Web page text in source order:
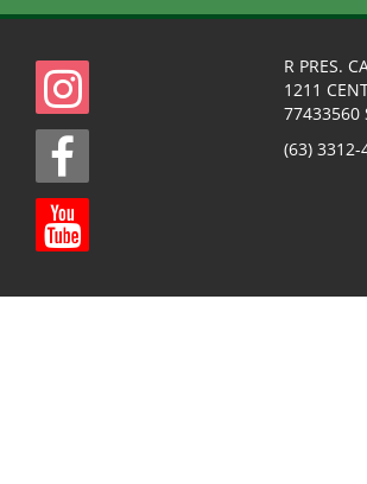
R PRES.
1211
77433560
(63) 3312-